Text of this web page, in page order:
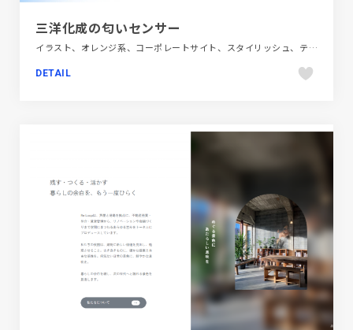
三洋化成の匂いセンサー
イラスト、オレンジ系、コーポレートサイト、スタイリッシュ、テクノロジー・サイエンス、ブランド・サービスサイト、ブルー系
DETAIL